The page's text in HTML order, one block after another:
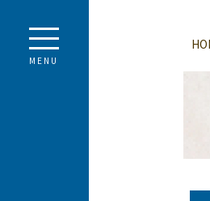
MENU